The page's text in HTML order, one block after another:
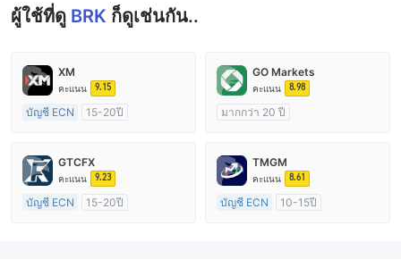
ผู้ใช้ที่ดู BRK ก็ดูเช่นกัน..
XM
คะแนน 9.15
บัญชี ECN
15-20ปี
ใบอนุญาต MT4 แบบเต็ม
GO Markets
คะแนน 8.98
มากกว่า 20 ปี
cTrader
GTCFX
คะแนน 9.23
บัญชี ECN
15-20ปี
TMGM
คะแนน 8.61
บัญชี ECN
10-15ปี